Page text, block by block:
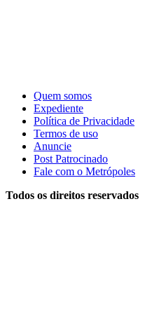
Quem somos
Expediente
Política de Privacidade
Termos de uso
Anuncie
Post Patrocinado
Fale com o Metrópoles
Todos os direitos reservados